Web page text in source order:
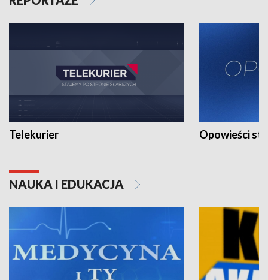
Telekurier Opowieści
NAUKA I EDUKACJA